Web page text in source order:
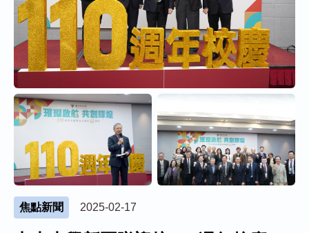
焦點新聞 2025-02-17